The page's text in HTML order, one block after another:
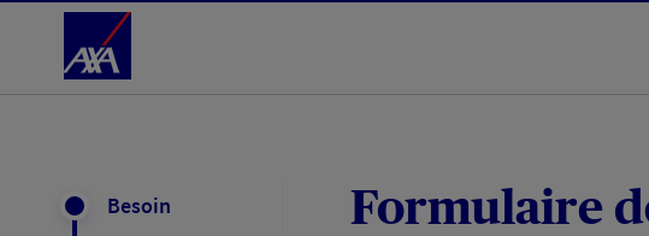
Accéder au Contenu
Besoin Formulaire